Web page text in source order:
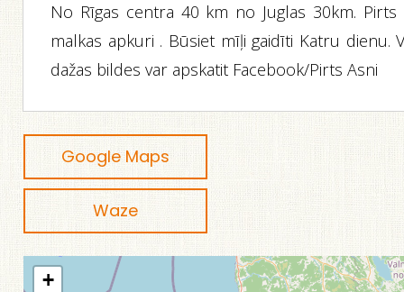
No Rīgas centra 40 km no Juglas 30km. Pirts
malkas apkuri . Būsiet mīļi gaidīti Katru dienu.
dažas bildes var apskatit Facebook/Pirts Asni
Google Maps
Waze
+